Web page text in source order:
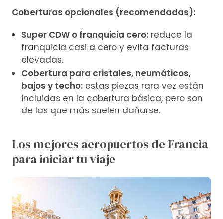
Coberturas opcionales (recomendadas):
Super CDW o franquicia cero: reduce la
franquicia casi a cero y evita facturas
elevadas.
Cobertura para cristales, neumáticos,
bajos y techo: estas piezas rara vez están
incluidas en la cobertura básica, pero son
de las que más suelen dañarse.
Los mejores aeropuertos de Francia
para iniciar tu viaje